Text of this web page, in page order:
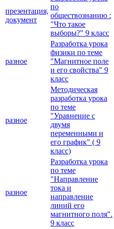
презентация,
документ
по
обществознанию :
"Что такое
выборы?" 9 класс
разное
Разработка урока
физики по теме
"Магнитное поле
и его свойства" 9
класс
разное
Методическая
разработка урока
по теме
"Уравнение с
двумя
переменными и
его график" ( 9
класс)
разное
Разработка урока
по теме
"Направление
тока и
направление
линий его
магнитного поля".
9 класс